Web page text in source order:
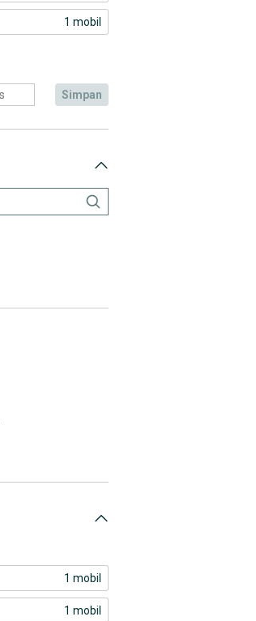
1 mobil
simpan
1 mobil
1 mobil